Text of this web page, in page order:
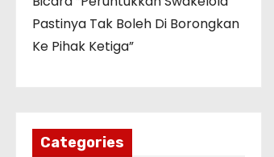
Pastinya Tak Boleh Di Borongkan
Ke Pihak Ketiga”
Categories